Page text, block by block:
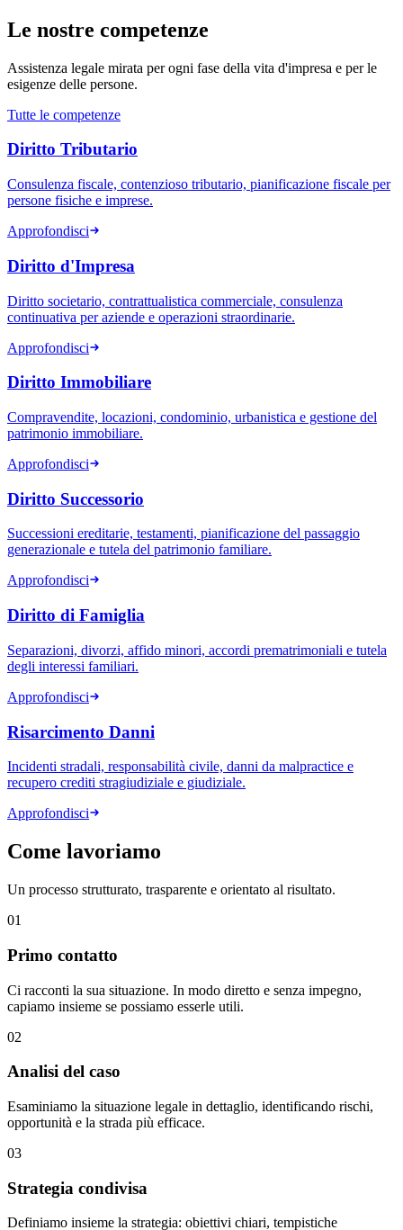
Le nostre competenze
Assistenza legale mirata per ogni fase della vita d'impresa e per le
esigenze delle persone.
Tutte le competenze
Diritto Tributario
Consulenza fiscale, contenzioso tributario, pianificazione fiscale per
persone fisiche e imprese.
Approfondisci
Diritto d'Impresa
Diritto societario, contrattualistica commerciale, consulenza
continuativa per aziende e operazioni straordinarie.
Approfondisci
Diritto Immobiliare
Compravendite, locazioni, condominio, urbanistica e gestione del
patrimonio immobiliare.
Approfondisci
Diritto Successorio
Successioni ereditarie, testamenti, pianificazione del passaggio
generazionale e tutela del patrimonio familiare.
Approfondisci
Diritto di Famiglia
Separazioni, divorzi, affido minori, accordi prematrimoniali e tutela
degli interessi familiari.
Approfondisci
Risarcimento Danni
Incidenti stradali, responsabilità civile, danni da malpractice e
recupero crediti stragiudiziale e giudiziale.
Approfondisci
Come lavoriamo
Un processo strutturato, trasparente e orientato al risultato.
01
Primo contatto
Ci racconti la sua situazione. In modo diretto e senza impegno,
capiamo insieme se possiamo esserle utili.
02
Analisi del caso
Esaminiamo la situazione legale in dettaglio, identificando rischi,
opportunità e la strada più efficace.
03
Strategia condivisa
Definiamo insieme la strategia: obiettivi chiari, tempistiche